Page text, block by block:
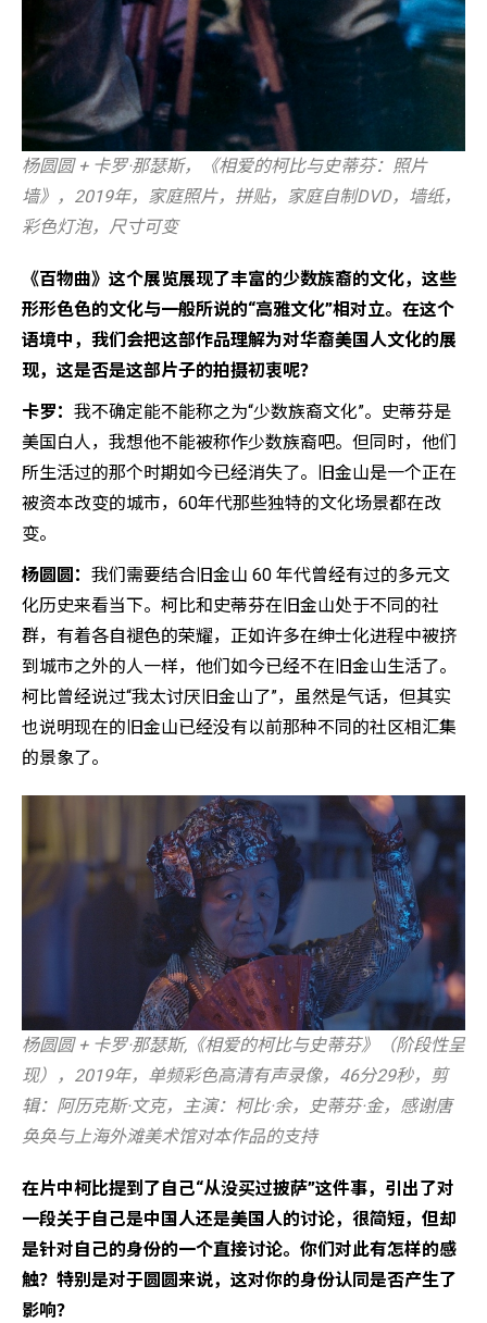
杨圆圆 + 卡罗·那瑟斯，《相爱的柯比与史蒂芬：照片
墙》，2019年，家庭照片，拼贴，家庭自制DVD，墙纸，
彩色灯泡，尺寸可变
《百物曲》这个展览展现了丰富的少数族裔的文化，这些
形形色色的文化与一般所说的“高雅文化”相对立。在这个
语境中，我们会把这部作品理解为对华裔美国人文化的展
现，这是否是这部片子的拍摄初衷呢？
卡罗： 我不确定能不能称之为“少数族裔文化”。史蒂芬是
美国白人，我想他不能被称作少数族裔吧。但同时，他们
所生活过的那个时期如今已经消失了。旧金山是一个正在
被资本改变的城市，60年代那些独特的文化场景都在改
变。
杨圆圆： 我们需要结合旧金山 60 年代曾经有过的多元文
化历史来看当下。柯比和史蒂芬在旧金山处于不同的社
群，有着各自褪色的荣耀，正如许多在绅士化进程中被挤
到城市之外的人一样，他们如今已经不在旧金山生活了。
柯比曾经说过“我太讨厌旧金山了”，虽然是气话，但其实
也说明现在的旧金山已经没有以前那种不同的社区相汇集
的景象了。
杨圆圆 + 卡罗·那瑟斯,《相爱的柯比与史蒂芬》（阶段性呈
现），2019年，单频彩色高清有声录像，46分29秒，剪
辑：阿历克斯·文克，主演：柯比·余，史蒂芬·金，感谢唐
奂奂与上海外滩美术馆对本作品的支持
在片中柯比提到了自己“从没买过披萨”这件事，引出了对
一段关于自己是中国人还是美国人的讨论，很简短，但却
是针对自己的身份的一个直接讨论。你们对此有怎样的感
触？特别是对于圆圆来说，这对你的身份认同是否产生了
影响？